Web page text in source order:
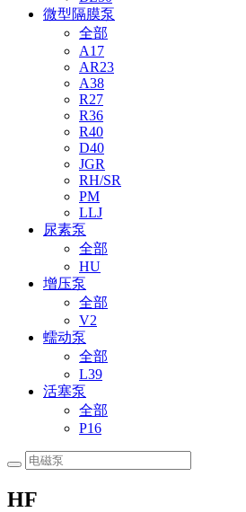
微型隔膜泵
全部
A17
AR23
A38
R27
R36
R40
D40
JGR
RH/SR
PM
LLJ
尿素泵
全部
HU
增压泵
全部
V2
蠕动泵
全部
L39
活塞泵
全部
P16
HF